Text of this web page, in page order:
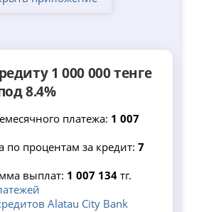
1 000 000 тенге
8.4%
платежа: 1 007
по процентам за кредит: 7
выплат: 1 007 134тг.
Alatau City Bank